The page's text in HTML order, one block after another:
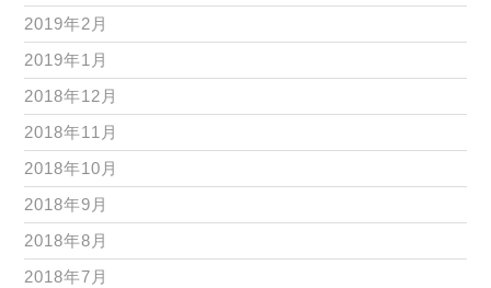
2019年2月
2019年1月
2018年12月
2018年11月
2018年10月
2018年9月
2018年8月
2018年7月